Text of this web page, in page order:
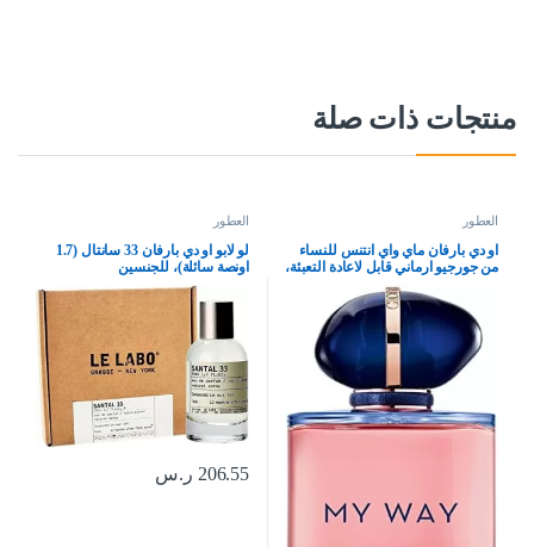
منتجات ذات صلة
العطور
او دي بارفان ماي واي انتنس للنساء
من جورجيو ارماني قابل لاعادة التعبئة،
العطور
لو لابو او دي بارفان 33 سانتال (1.7
اونصة سائلة)، للجنسين
206.55 ر.س